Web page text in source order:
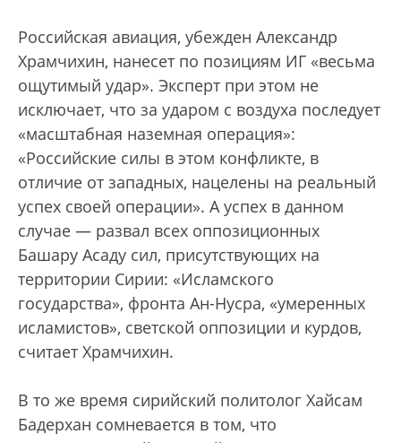
Российская авиация, убежден Александр
Храмчихин, нанесет по позициям ИГ «весьма
ощутимый удар». Эксперт при этом не
исключает, что за ударом с воздуха последует
«масштабная наземная операция»:
«Российские силы в этом конфликте, в
отличие от западных, нацелены на реальный
успех своей операции». А успех в данном
случае — развал всех оппозиционных
Башару Асаду сил, присутствующих на
территории Сирии: «Исламского
государства», фронта Ан-Нусра, «умеренных
исламистов», светской оппозиции и курдов,
считает Храмчихин.
В то же время сирийский политолог Хайсам
Бадерхан сомневается в том, что